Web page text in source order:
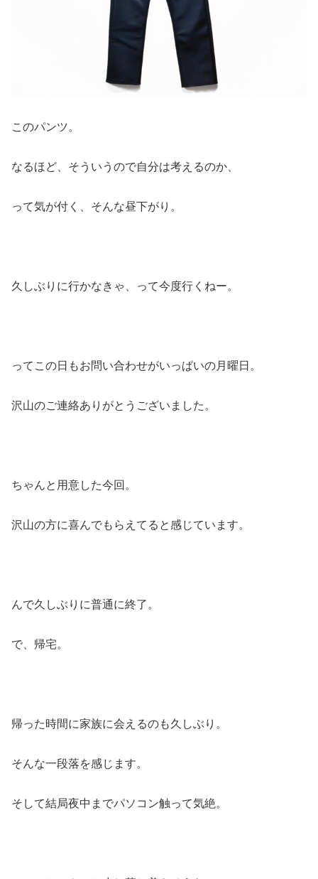
このパンツ。
なるほど、そういうので自分は考えるのか、
って気が付く、そんな昼下がり。
久しぶりに行かなきゃ、って今度行くねー。
ってこの日もお問い合わせがいっぱいの月曜日。
沢山のご連絡ありがとうございました。
ちゃんと用意した今回。
沢山の方に喜んでもらえてると感じています。
んで久しぶりに普通に終了。
で、帰宅。
帰った時間に家族に会えるのも久しぶり。
そんな一段落を感じます。
そして結局夜中までパソコン触って気絶。